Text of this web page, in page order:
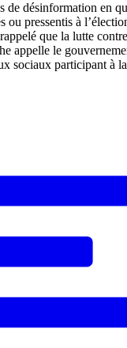
de désinformation en
ou pressentis à
que la lutte
appelle le
sociaux participant à